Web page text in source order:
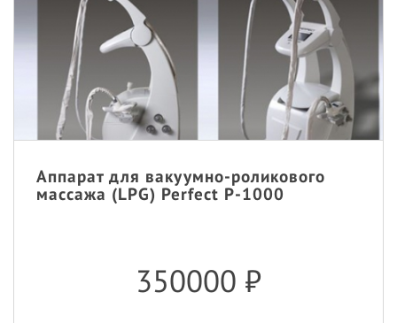
Аппарат для вакуумно-роликового
массажа (LPG) Perfect P-1000
350000 ₽